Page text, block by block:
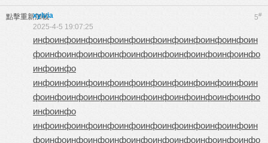
點擊重新加載 5#
xylvia
2025-4-5 19:07:25
инфоинфоинфоинфоинфоинфоинфоинфоинфоинфоин
фоинфоинфоинфоинфоинфоинфоинфоинфоинфоинфо
инфоинфо
инфоинфоинфоинфоинфоинфоинфоинфоинфоинфоин
фоинфоинфоинфоинфоинфоинфоинфоинфоинфоинфо
инфоинфо
инфоинфоинфоинфоинфоинфоинфоинфоинфоинфоин
фоинфоинфоинфоинфоинфоинфоинфоинфоинфоинфо